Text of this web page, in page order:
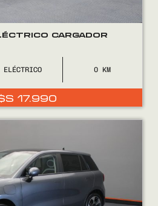
CARGADOR
ELÉCTRICO 0
17.990